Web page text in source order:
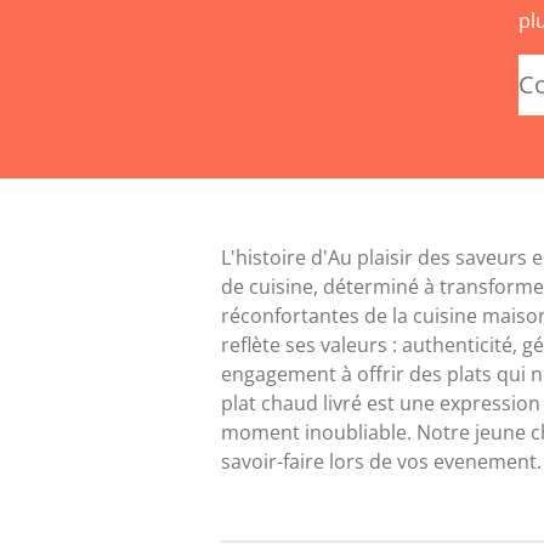
L'histoire d'Au plaisir des saveurs
de cuisine, déterminé à
réconfortantes de la cuisine
reflète ses valeurs : authenticité,
engagement à offrir des plats qui
plat chaud livré est une
moment inoubliable. Notre jeune
savoir-faire lors de vos evenement.